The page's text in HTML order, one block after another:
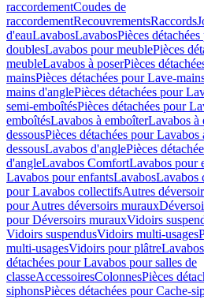
raccordementCoudes de
raccordementRecouvrementsRaccords
d'eauLavabosLavabosPièces
doublesLavabos pour meublePièces
meubleLavabos à poserPièces
mainsPièces détachées pour Lave-
mains d'anglePièces détachées pour
semi-emboîtésPièces détachées pour
emboîtésLavabos à emboîterLavabos à
dessousPièces détachées pour Lavabos
dessousLavabos d'anglePièces
d'angleLavabos ComfortLavabos pour
Lavabos pour enfantsLavabosLavabos
pour Lavabos collectifsAutres
pour Autres déversoirs muraux
pour Déversoirs murauxVidoirs
Vidoirs suspendusVidoirs multi-usages
multi-usagesVidoirs pour plâtre
détachées pour Lavabos pour salles de
classeAccessoiresColonnesPièces
siphonsPièces détachées pour Cache-